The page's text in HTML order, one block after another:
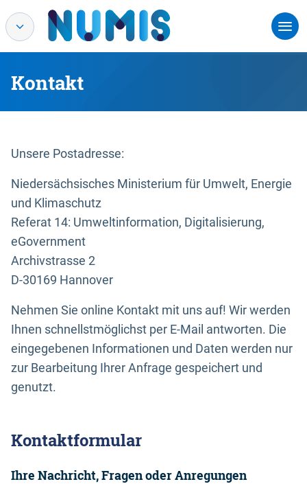
Kontakt
Unsere Postadresse:
Niedersächsisches Ministerium für Umwelt, Energie
und Klimaschutz
Referat 14: Umweltinformation, Digitalisierung,
eGovernment
Archivstrasse 2
D-30169 Hannover
Nehmen Sie online Kontakt mit uns auf! Wir werden
Ihnen schnellstmöglichst per E-Mail antworten. Die
eingegebenen Informationen und Daten werden nur
zur Bearbeitung Ihrer Anfrage gespeichert und
genutzt.
Kontaktformular
Ihre Nachricht, Fragen oder Anregungen